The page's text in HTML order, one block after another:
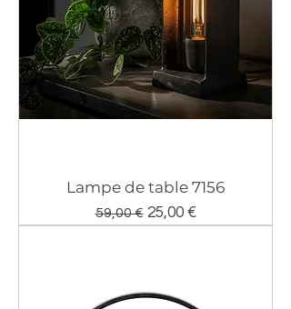
Lampe de table 7156
Prix original
59,00 € Prix promotionnel
25,00 €